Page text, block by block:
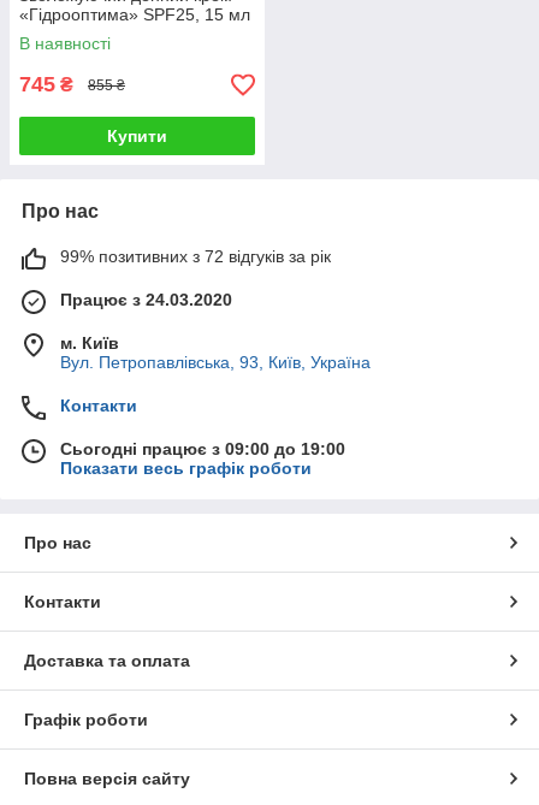
«Гідрооптима» SPF25, 15 мл
В наявності
745 ₴ 855 ₴
Купити
Про нас
99% позитивних з 72 відгуків за рік
Працює з 24.03.2020
м. Київ
Вул. Петропавлівська, 93, Київ, Україна
Контакти
Сьогодні працює з 09:00 до 19:00
Показати весь графік роботи
Про нас
Контакти
Доставка та оплата
Графік роботи
Повна версія сайту